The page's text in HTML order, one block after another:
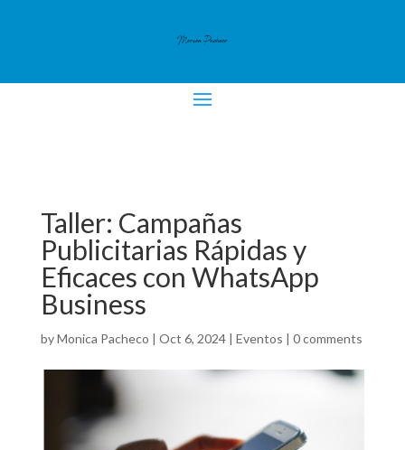
Taller: Campañas
Publicitarias Rápidas y
Eficaces con WhatsApp
Business
byMonica Pacheco | Oct 6, 2024| Eventos | 0 comments